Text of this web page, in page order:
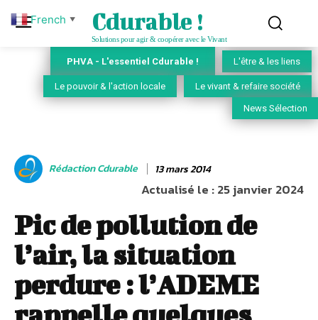
Cdurable !
Solutions pour agir & coopérer avec le Vivant
PHVA - L'essentiel Cdurable ! L'être & les liens
Le pouvoir & l'action locale Le vivant & refaire société
News Sélection
Rédaction Cdurable 13 mars 2014
Actualisé le :25 janvier 2024
Pic de pollution de
l’air, la situation
perdure : l’ADEME
French ▼